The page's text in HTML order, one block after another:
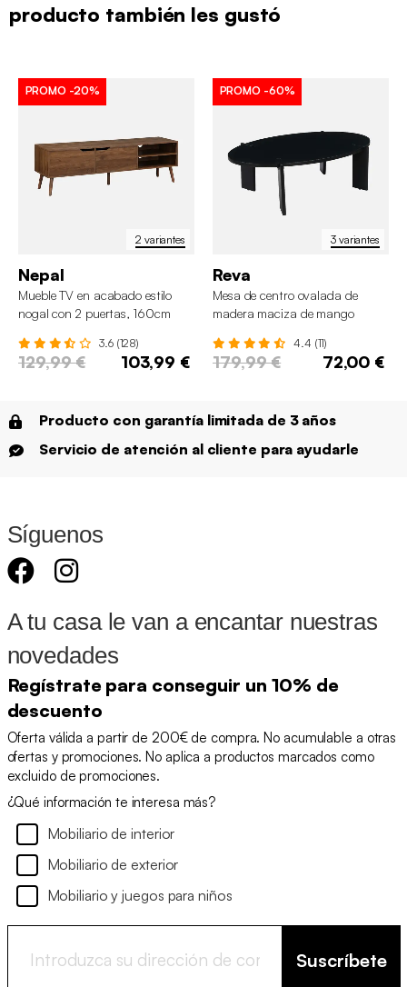
producto también les gustó
2 variantes
PROMO -20%
Nepal
Mueble TV en acabado estilo
nogal con 2 puertas, 160cm
3.6 (128)
129,99 € 103,99 €
3 variantes
PROMO -60%
Reva
Mesa de centro ovalada de
madera maciza de mango
4.4 (11)
179,99 € 72,00 €
Producto con garantía limitada de 3 años
Servicio de atención al cliente para ayudarle
Síguenos
A tu casa le van a encantar nuestras
novedades
Regístrate para conseguir un 10% de
descuento
Oferta válida a partir de 200€ de compra. No acumulable a otras
ofertas y promociones. No aplica a productos marcados como
excluido de promociones.
¿Qué información te interesa más?
Mobiliario de interior
Mobiliario de exterior
Mobiliario y juegos para niños
Suscríbete